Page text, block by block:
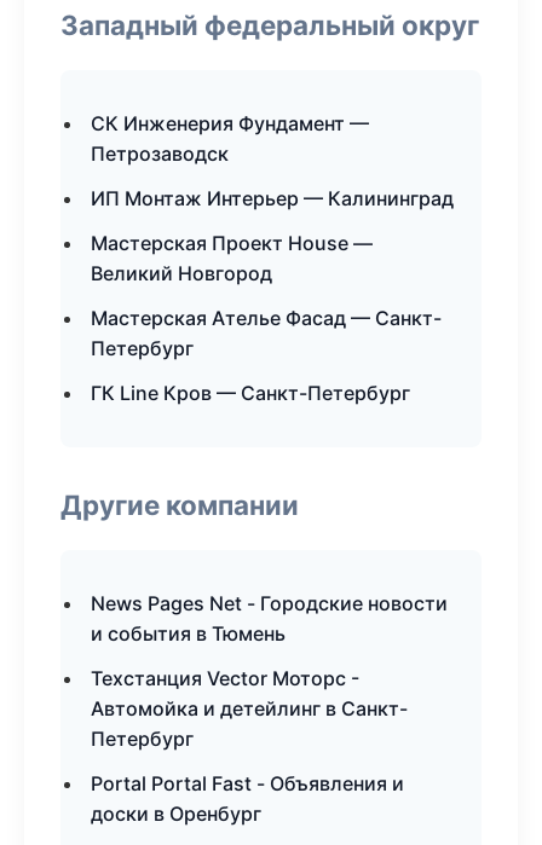
Западный федеральный округ
СК Инженерия Фундамент —
Петрозаводск
ИП Монтаж Интерьер — Калининград
Мастерская Проект House —
Великий Новгород
Мастерская Ателье Фасад — Санкт-
Петербург
ГК Line Кров — Санкт-Петербург
Другие компании
News Pages Net - Городские новости
и события в Тюмень
Техстанция Vector Моторс -
Автомойка и детейлинг в Санкт-
Петербург
Portal Portal Fast - Объявления и
доски в Оренбург